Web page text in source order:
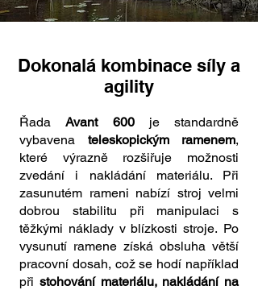
Dokonalá kombinace síly a
agility
ŘadaAvant 600je standardně
vybavena teleskopickým ramenem,
které výrazně rozšiřuje možnosti
zvedání i nakládání materiálu. Při
zasunutém rameni nabízí stroj velmi
dobrou stabilitu při manipulaci s
těžkými náklady v blízkosti stroje. Po
vysunutí ramene získá obsluha větší
pracovní dosah, což se hodí například
při stohování materiálu, nakládání na